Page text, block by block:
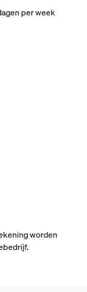
per week
worden